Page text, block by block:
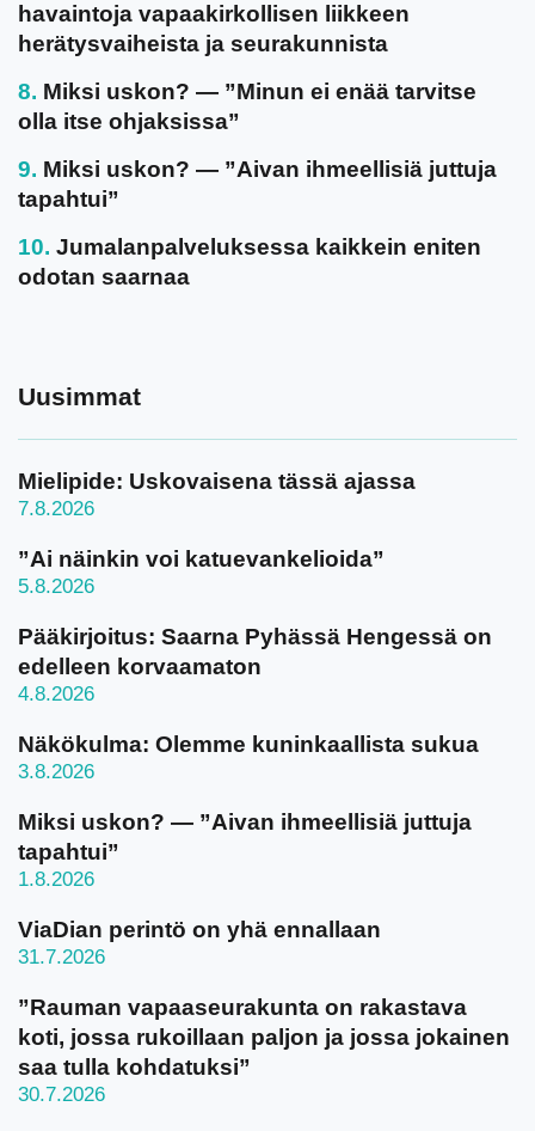
havaintoja vapaakirkollisen liikkeen
herätysvaiheista ja seurakunnista
Miksi uskon? — ”Minun ei enää tarvitse
olla itse ohjaksissa”
Miksi uskon? — ”Aivan ihmeellisiä juttuja
tapahtui”
Jumalanpalveluksessa kaikkein eniten
odotan saarnaa
Uusimmat
Mielipide: Uskovaisena tässä ajassa
7.8.2026
”Ai näinkin voi katuevankelioida”
5.8.2026
Pääkirjoitus: Saarna Pyhässä Hengessä on
edelleen korvaamaton
4.8.2026
Näkökulma: Olemme kuninkaallista sukua
3.8.2026
Miksi uskon? — ”Aivan ihmeellisiä juttuja
tapahtui”
1.8.2026
ViaDian perintö on yhä ennallaan
31.7.2026
”Rauman vapaaseurakunta on rakastava
koti, jossa rukoillaan paljon ja jossa jokainen
saa tulla kohdatuksi”
30.7.2026